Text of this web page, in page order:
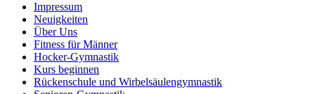
Impressum
Neuigkeiten
Über Uns
Fitness für Männer
Hocker-Gymnastik
Kurs beginnen
Rückenschule und Wirbelsäulen­gymnastik